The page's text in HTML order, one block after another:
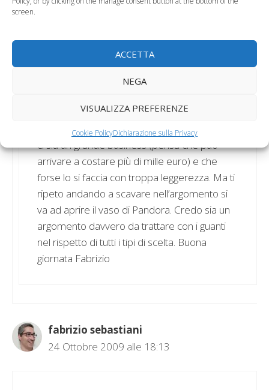
screen.
ACCETTA
NEGA
VISUALIZZA PREFERENZE
Cookie PolicyDichiarazione sulla Privacy
c’era molta ignoranza ma oggi grazie alla rete
c’è la possibilità di informarsi e di conoscere
che, come sostaneva il mio ginecologo che
peraltro è un primario, intorno a questo test
ci sia un grande business (pensa che può
arrivare a costare più di mille euro) e che
forse lo si faccia con troppa leggerezza. Ma ti
ripeto andando a scavare nell’argomento si
va ad aprire il vaso di Pandora. Credo sia un
argomento davvero da trattare con i guanti
nel rispetto di tutti i tipi di scelta. Buona
giornata Fabrizio
fabrizio sebastiani
24 Ottobre 2009 alle 18:13